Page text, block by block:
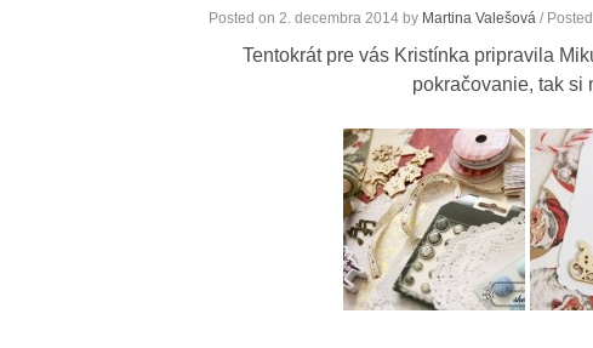
Posted on 2. decembra 2014 by Martina Valešová /
Tentokrát pre vás Kristínka pripravila
pokračovanie, tak si